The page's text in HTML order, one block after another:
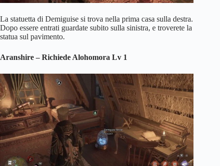
La statuetta di Demiguise si trova nella prima casa sulla destra.
Dopo essere entrati guardate subito sulla sinistra, e troverete la
statua sul pavimento.
Aranshire – Richiede Alohomora Lv 1